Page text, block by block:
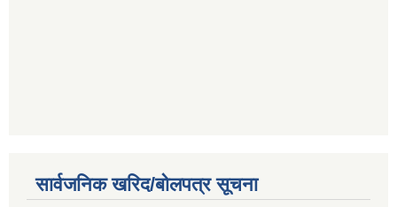
सार्वजनिक खरिद/बोलपत्र सूचना